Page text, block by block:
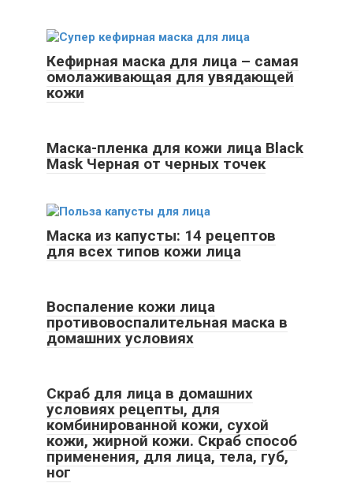
Кефирная маска для лица – самая
омолаживающая для увядающей
кожи
Маска-пленка для кожи лица Black
Mask Черная от черных точек
Маска из капусты: 14 рецептов
для всех типов кожи лица
Воспаление кожи лица
противовоспалительная маска в
домашних условиях
Скраб для лица в домашних
условиях рецепты, для
комбинированной кожи, сухой
кожи, жирной кожи. Скраб способ
применения, для лица, тела, губ,
ног